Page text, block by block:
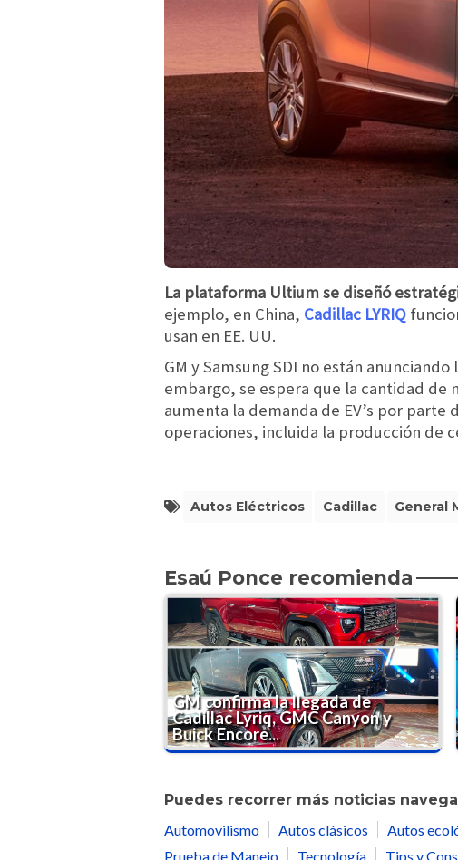
La plataforma Ultium se diseñó
ejemplo, en China, Cadillac LYRIQ
usan en EE. UU.
GM y Samsung SDI no están
embargo, se espera que la cantidad de
aumenta la demanda de EV’s por parte
operaciones, incluida la producción de
Autos Eléctricos Cadillac General
Esaú Ponce recomienda
GM confirma la llegada de
Cadillac Lyriq, GMC Canyon y
Buick Encore...
Puedes recorrer más noticias
Automovilismo
Autos clásicos Autos
Prueba de Manejo
Tecnología Tips y